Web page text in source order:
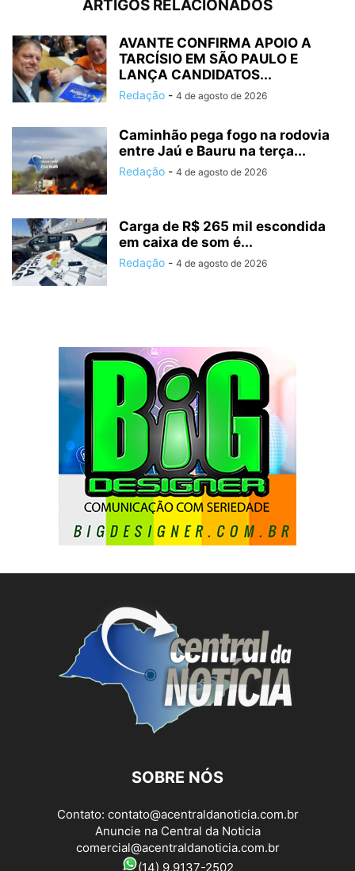
ARTIGOS RELACIONADOS
AVANTE CONFIRMA APOIO A
TARCÍSIO EM SÃO PAULO E
LANÇA CANDIDATOS...
Redação - 4 de agosto de 2026
Caminhão pega fogo na rodovia
entre Jaú e Bauru na terça...
Redação - 4 de agosto de 2026
Carga de R$ 265 mil escondida
em caixa de som é...
Redação - 4 de agosto de 2026
SOBRE NÓS
Contato: contato@acentraldanoticia.com.br
Anuncie na Central da Noticia
comercial@acentraldanoticia.com.br
(14) 9.9137-2502